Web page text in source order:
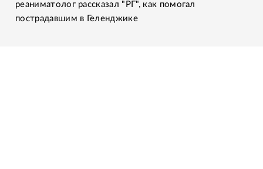
реаниматолог рассказал "РГ", как помогал
пострадавшим в Геленджике